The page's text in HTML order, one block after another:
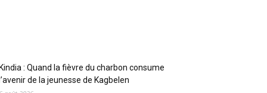
: Quand la fièvre du charbon consume
de la jeunesse de Kagbelen